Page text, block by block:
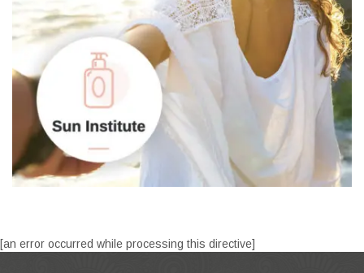
[an error occurred while processing this directive]